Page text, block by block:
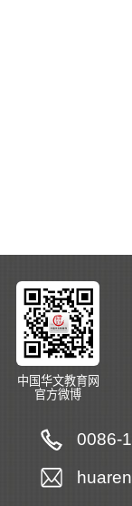
中国华文教育网
官方微博
0086-